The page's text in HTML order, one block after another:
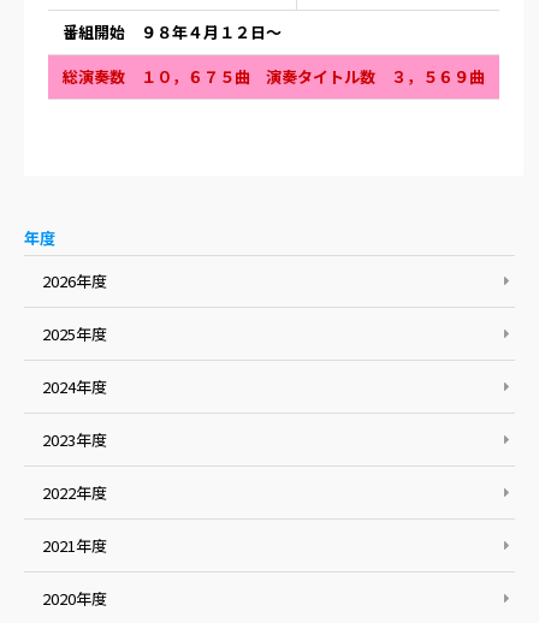
番組開始 ９８年４月１２日〜
総演奏数 １０，６７５曲 演奏タイトル数 ３，５６９曲
年度
2026年度
2025年度
2024年度
2023年度
2022年度
2021年度
2020年度